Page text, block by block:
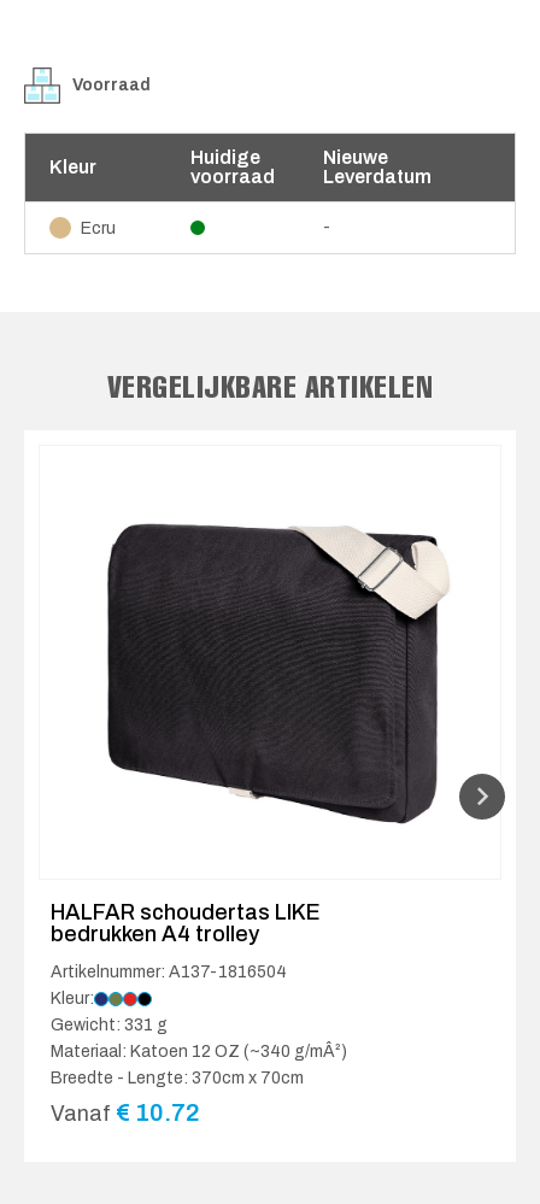
Voorraad
Kleur
Huidige
voorraad
Nieuwe
Leverdatum
Ecru -
VERGELIJKBARE ARTIKELEN
HALFAR schoudertas LIKE
bedrukken A4 trolley
Artikelnummer: A137-1816504
Kleur:
Gewicht: 331 g
Materiaal: Katoen 12 OZ (~340 g/mÂ²)
Breedte - Lengte: 370cm x 70cm
Vanaf € 10.72